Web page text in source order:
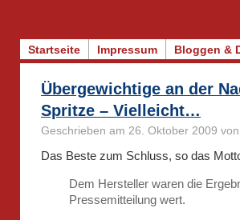
Startseite Impressum Bloggen &
Übergewichtige an der
Spritze – Vielleicht…
Geschrieben am 26. Oktober 2009
Das Beste zum Schluss, so das
Dem Hersteller waren die
Pressemitteilung wert.